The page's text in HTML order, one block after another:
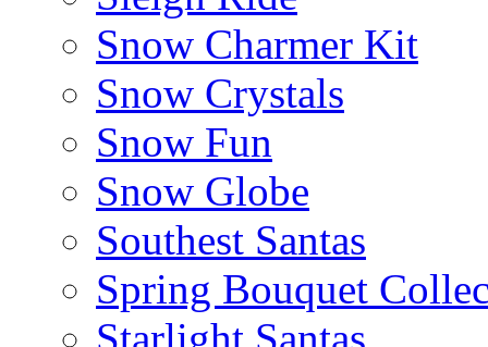
Snow Charmer Kit
Snow Crystals
Snow Fun
Snow Globe
Southest Santas
Spring Bouquet